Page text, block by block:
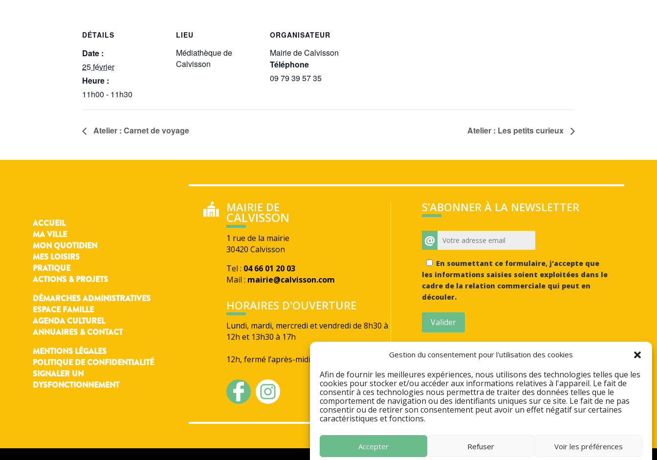
Gestion du consentement pour l'utilisation des cookies
Afin de fournir les meilleures expériences, nous utilisons des technologies telles que les
cookies pour stocker et/ou accéder aux informations relatives à l'appareil. Le fait de
consentir à ces technologies nous permettra de traiter des données telles que le
comportement de navigation ou des identifiants uniques sur ce site. Le fait de ne pas
consentir ou de retirer son consentement peut avoir un effet négatif sur certaines
caractéristiques et fonctions.
Accepter Refuser Voir les préférences
DÉTAILS
Date :
25 février
Heure :
11h00 - 11h30
LIEU
Médiathèque de
Calvisson
ORGANISATEUR
Mairie de Calvisson
Téléphone
09 79 39 57 35
Atelier : Carnet de voyage Atelier : Les petits curieux
ACCUEIL
MA VILLE
MON QUOTIDIEN
MES LOISIRS
PRATIQUE
ACTIONS & PROJETS
DÉMARCHES ADMINISTRATIVES
ESPACE FAMILLE
AGENDA CULTUREL
ANNUAIRES & CONTACT
MENTIONS LÉGALES
POLITIQUE DE CONFIDENTIALITÉ
SIGNALER UN
DYSFONCTIONNEMENT
MAIRIE DE
CALVISSON
1 rue de la mairie
30420 Calvisson
Tel : 04 66 01 20 03
Mail : mairie@calvisson.com
HORAIRES D'OUVERTURE
Lundi, mardi, mercredi et vendredi de 8h30 à
12h et 13h30 à 17h
Jeudi de 8h30 à
12h, fermé l’après-midi
S’ABONNER À LA NEWSLETTER
@
En soumettant ce formulaire, j'accepte que
les informations saisies soient exploitées dans le
cadre de la relation commerciale qui peut en
découler.
Valider